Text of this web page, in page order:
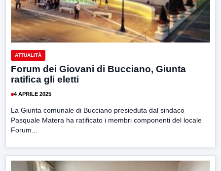
ATTUALITÀ
Forum dei Giovani di Bucciano, Giunta
ratifica gli eletti
4 APRILE 2025
La Giunta comunale di Bucciano presieduta dal sindaco
Pasquale Matera ha ratificato i membri componenti del locale
Forum...